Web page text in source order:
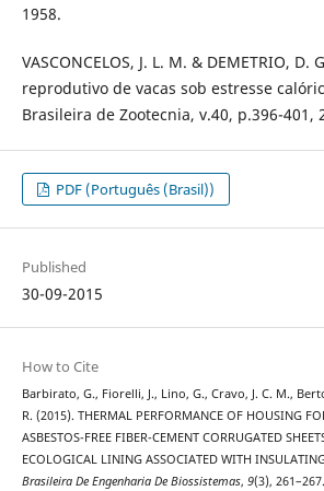
1958.
VASCONCELOS, J. L. M. & DEMETRIO, D.
reprodutivo de vacas sob estresse
Brasileira de Zootecnia, v.40, p.396-401,
PDF (Português (Brasil))
Published
30-09-2015
How to Cite
Barbirato, G., Fiorelli, J., Lino, G., Cravo, J. C. M.,
R. (2015). THERMAL PERFORMANCE OF HOUSING
ASBESTOS-FREE FIBER-CEMENT CORRUGATED
ECOLOGICAL LINING ASSOCIATED WITH
Brasileira De Engenharia De Biossistemas, 9(3), 261–267.